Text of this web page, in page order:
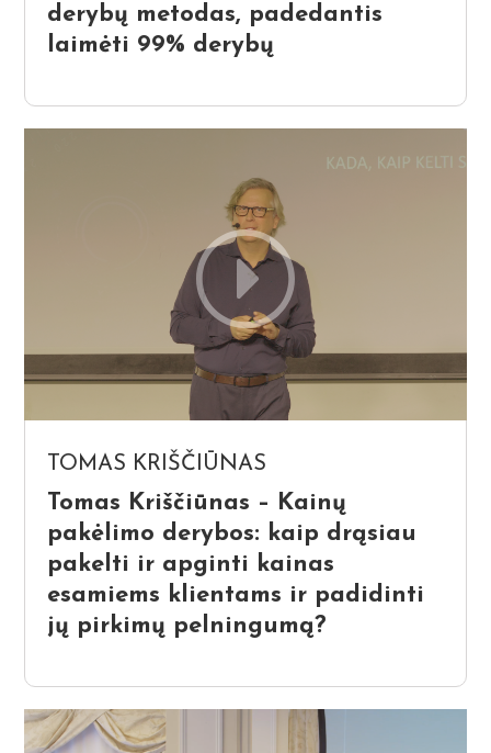
derybų metodas, padedantis
laimėti 99% derybų
TOMAS KRIŠČIŪNAS
Tomas Kriščiūnas – Kainų
pakėlimo derybos: kaip drąsiau
pakelti ir apginti kainas
esamiems klientams ir padidinti
jų pirkimų pelningumą?